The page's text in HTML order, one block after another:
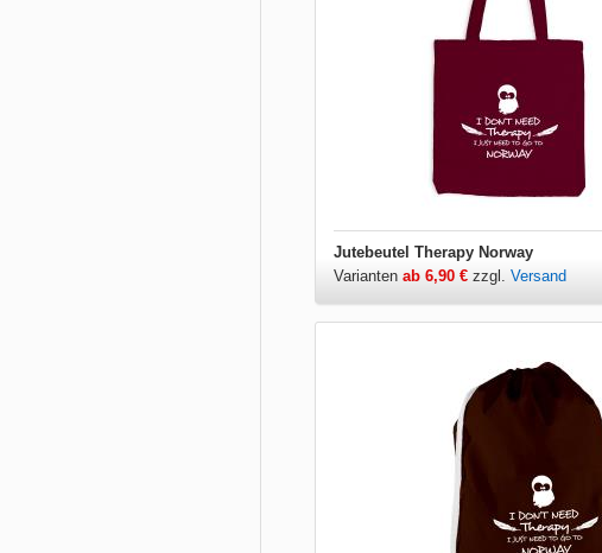
Jutebeutel Therapy Norway
Varianten ab 6,90 € zzgl. Versand